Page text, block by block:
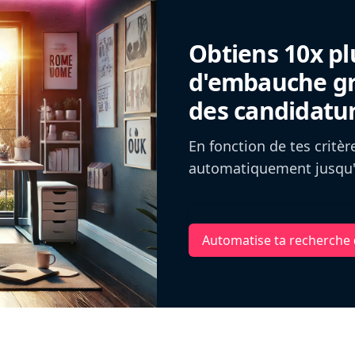
Obtiens 10x
d'embauche
des
En fonction de tes
automatiquement
Automatise ta recherche